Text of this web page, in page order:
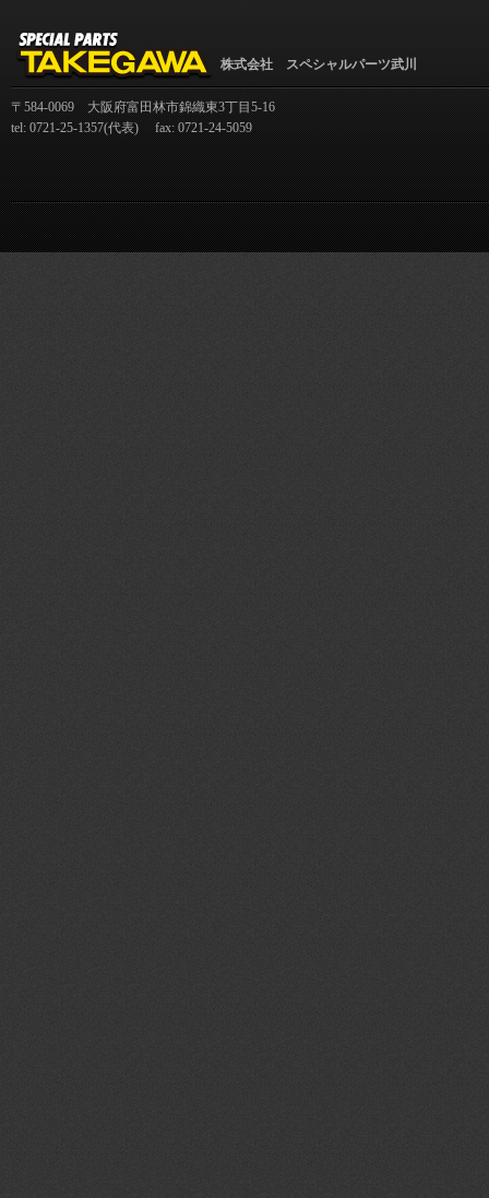
株式会社 スペシャルパーツ武川
〒584-0069 大阪府富田林市錦織東3丁目5-16
tel: 0721-25-1357(代表) fax: 0721-24-5059